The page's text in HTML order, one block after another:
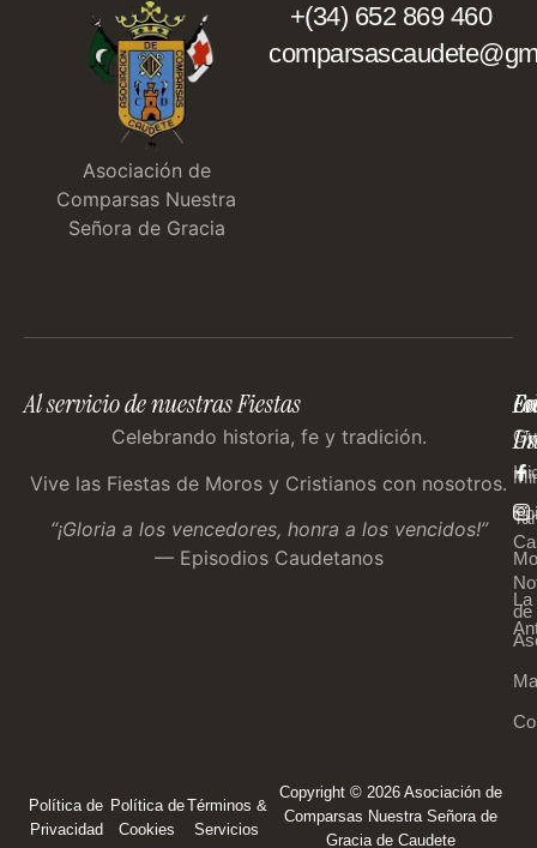
Asociación de
Comparsas Nuestra
Señora de Gracia
+(34) 652 869 460
Al servicio de nuestras Fiestas
Celebrando historia, fe y tradición.
Vive las Fiestas de Moros y Cristianos con nosotros.
“¡Gloria a los vencedores, honra a los vencidos!”
— Episodios Caudetanos
de
La
Us
Copyright © 2026 Asociación de
Comparsas Nuestra Señora de
Gracia de Caudete
Política de
Privacidad
Política de
Cookies
Términos &
Servicios